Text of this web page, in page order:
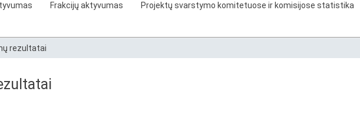
Frakcijų aktyvumas
Projektų svarstymo komitetuose ir komisijose statistika
rezultatai